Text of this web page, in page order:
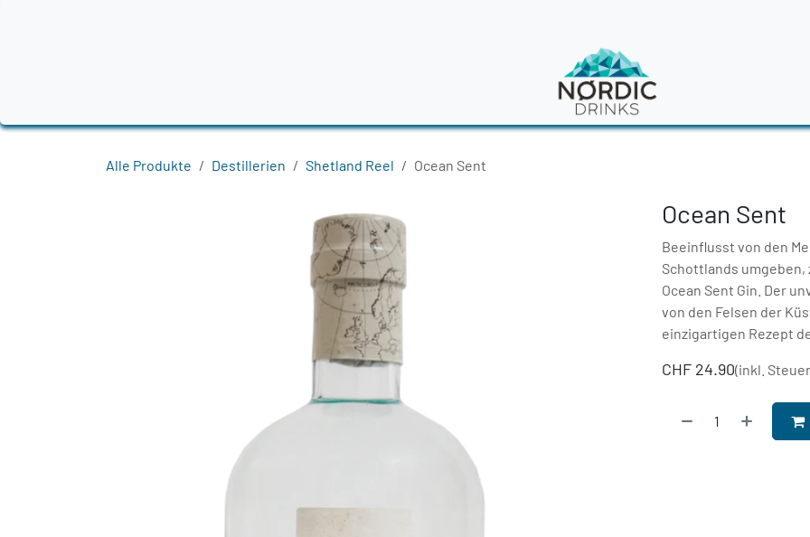
Alle Produkte Destillerien Shetland Reel Ocean Sent
Ocean Sent
Beeinflusst von den
Schottlands umgeben,
Ocean Sent Gin. Der
von den Felsen der
einzigartigen Rezept
CHF 24.90(inkl.